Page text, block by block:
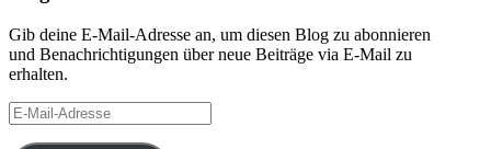
Gib deine E-Mail-Adresse an, um diesen Blog zu abonnieren
und Benachrichtigungen über neue Beiträge via E-Mail zu
erhalten.
E-
Mail-